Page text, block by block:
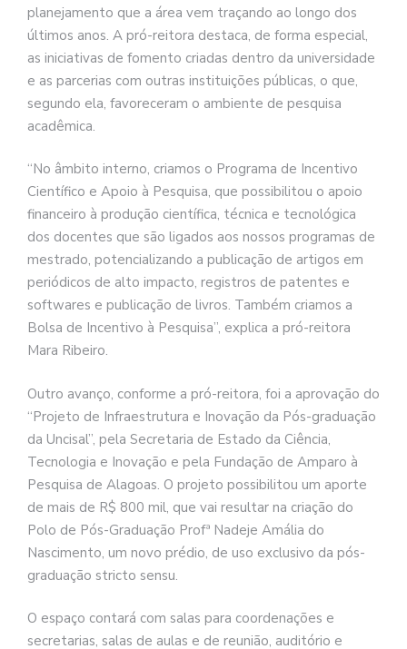
planejamento que a área vem traçando ao longo dos
últimos anos. A pró-reitora destaca, de forma especial,
as iniciativas de fomento criadas dentro da universidade
e as parcerias com outras instituições públicas, o que,
segundo ela, favoreceram o ambiente de pesquisa
acadêmica.
“No âmbito interno, criamos o Programa de Incentivo
Científico e Apoio à Pesquisa, que possibilitou o apoio
financeiro à produção científica, técnica e tecnológica
dos docentes que são ligados aos nossos programas de
mestrado, potencializando a publicação de artigos em
periódicos de alto impacto, registros de patentes e
softwares e publicação de livros. Também criamos a
Bolsa de Incentivo à Pesquisa”, explica a pró-reitora
Mara Ribeiro.
Outro avanço, conforme a pró-reitora, foi a aprovação do
“Projeto de Infraestrutura e Inovação da Pós-graduação
da Uncisal”, pela Secretaria de Estado da Ciência,
Tecnologia e Inovação e pela Fundação de Amparo à
Pesquisa de Alagoas. O projeto possibilitou um aporte
de mais de R$ 800 mil, que vai resultar na criação do
Polo de Pós-Graduação Profª Nadeje Amália do
Nascimento, um novo prédio, de uso exclusivo da pós-
graduação stricto sensu.
O espaço contará com salas para coordenações e
secretarias, salas de aulas e de reunião, auditório e